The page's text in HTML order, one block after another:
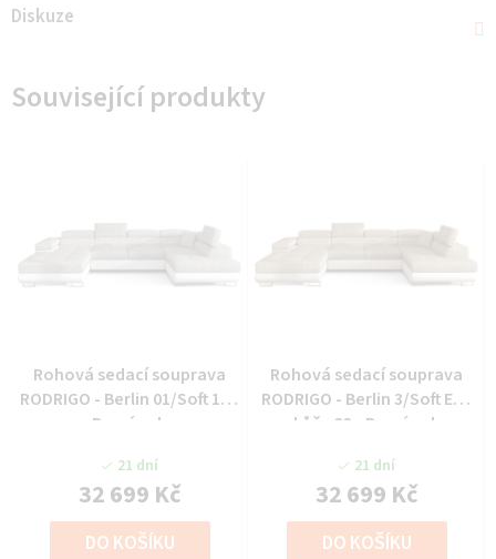
Diskuze
Související produkty
Rohová sedací souprava
RODRIGO - Berlin 01/Soft 17 -
Pravý roh
21 dní
32 699 Kč
DO KOŠÍKU
Rohová sedací souprava
RODRIGO - Berlin 3/Soft Eko
kůže 33 - Pravý roh
21 dní
32 699 Kč
DO KOŠÍKU